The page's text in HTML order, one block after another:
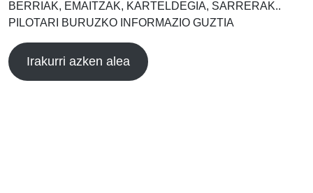
BERRIAK, EMAITZAK, KARTELDEGIA, SARRERAK..
PILOTARI BURUZKO INFORMAZIO GUZTIA
Irakurri azken alea